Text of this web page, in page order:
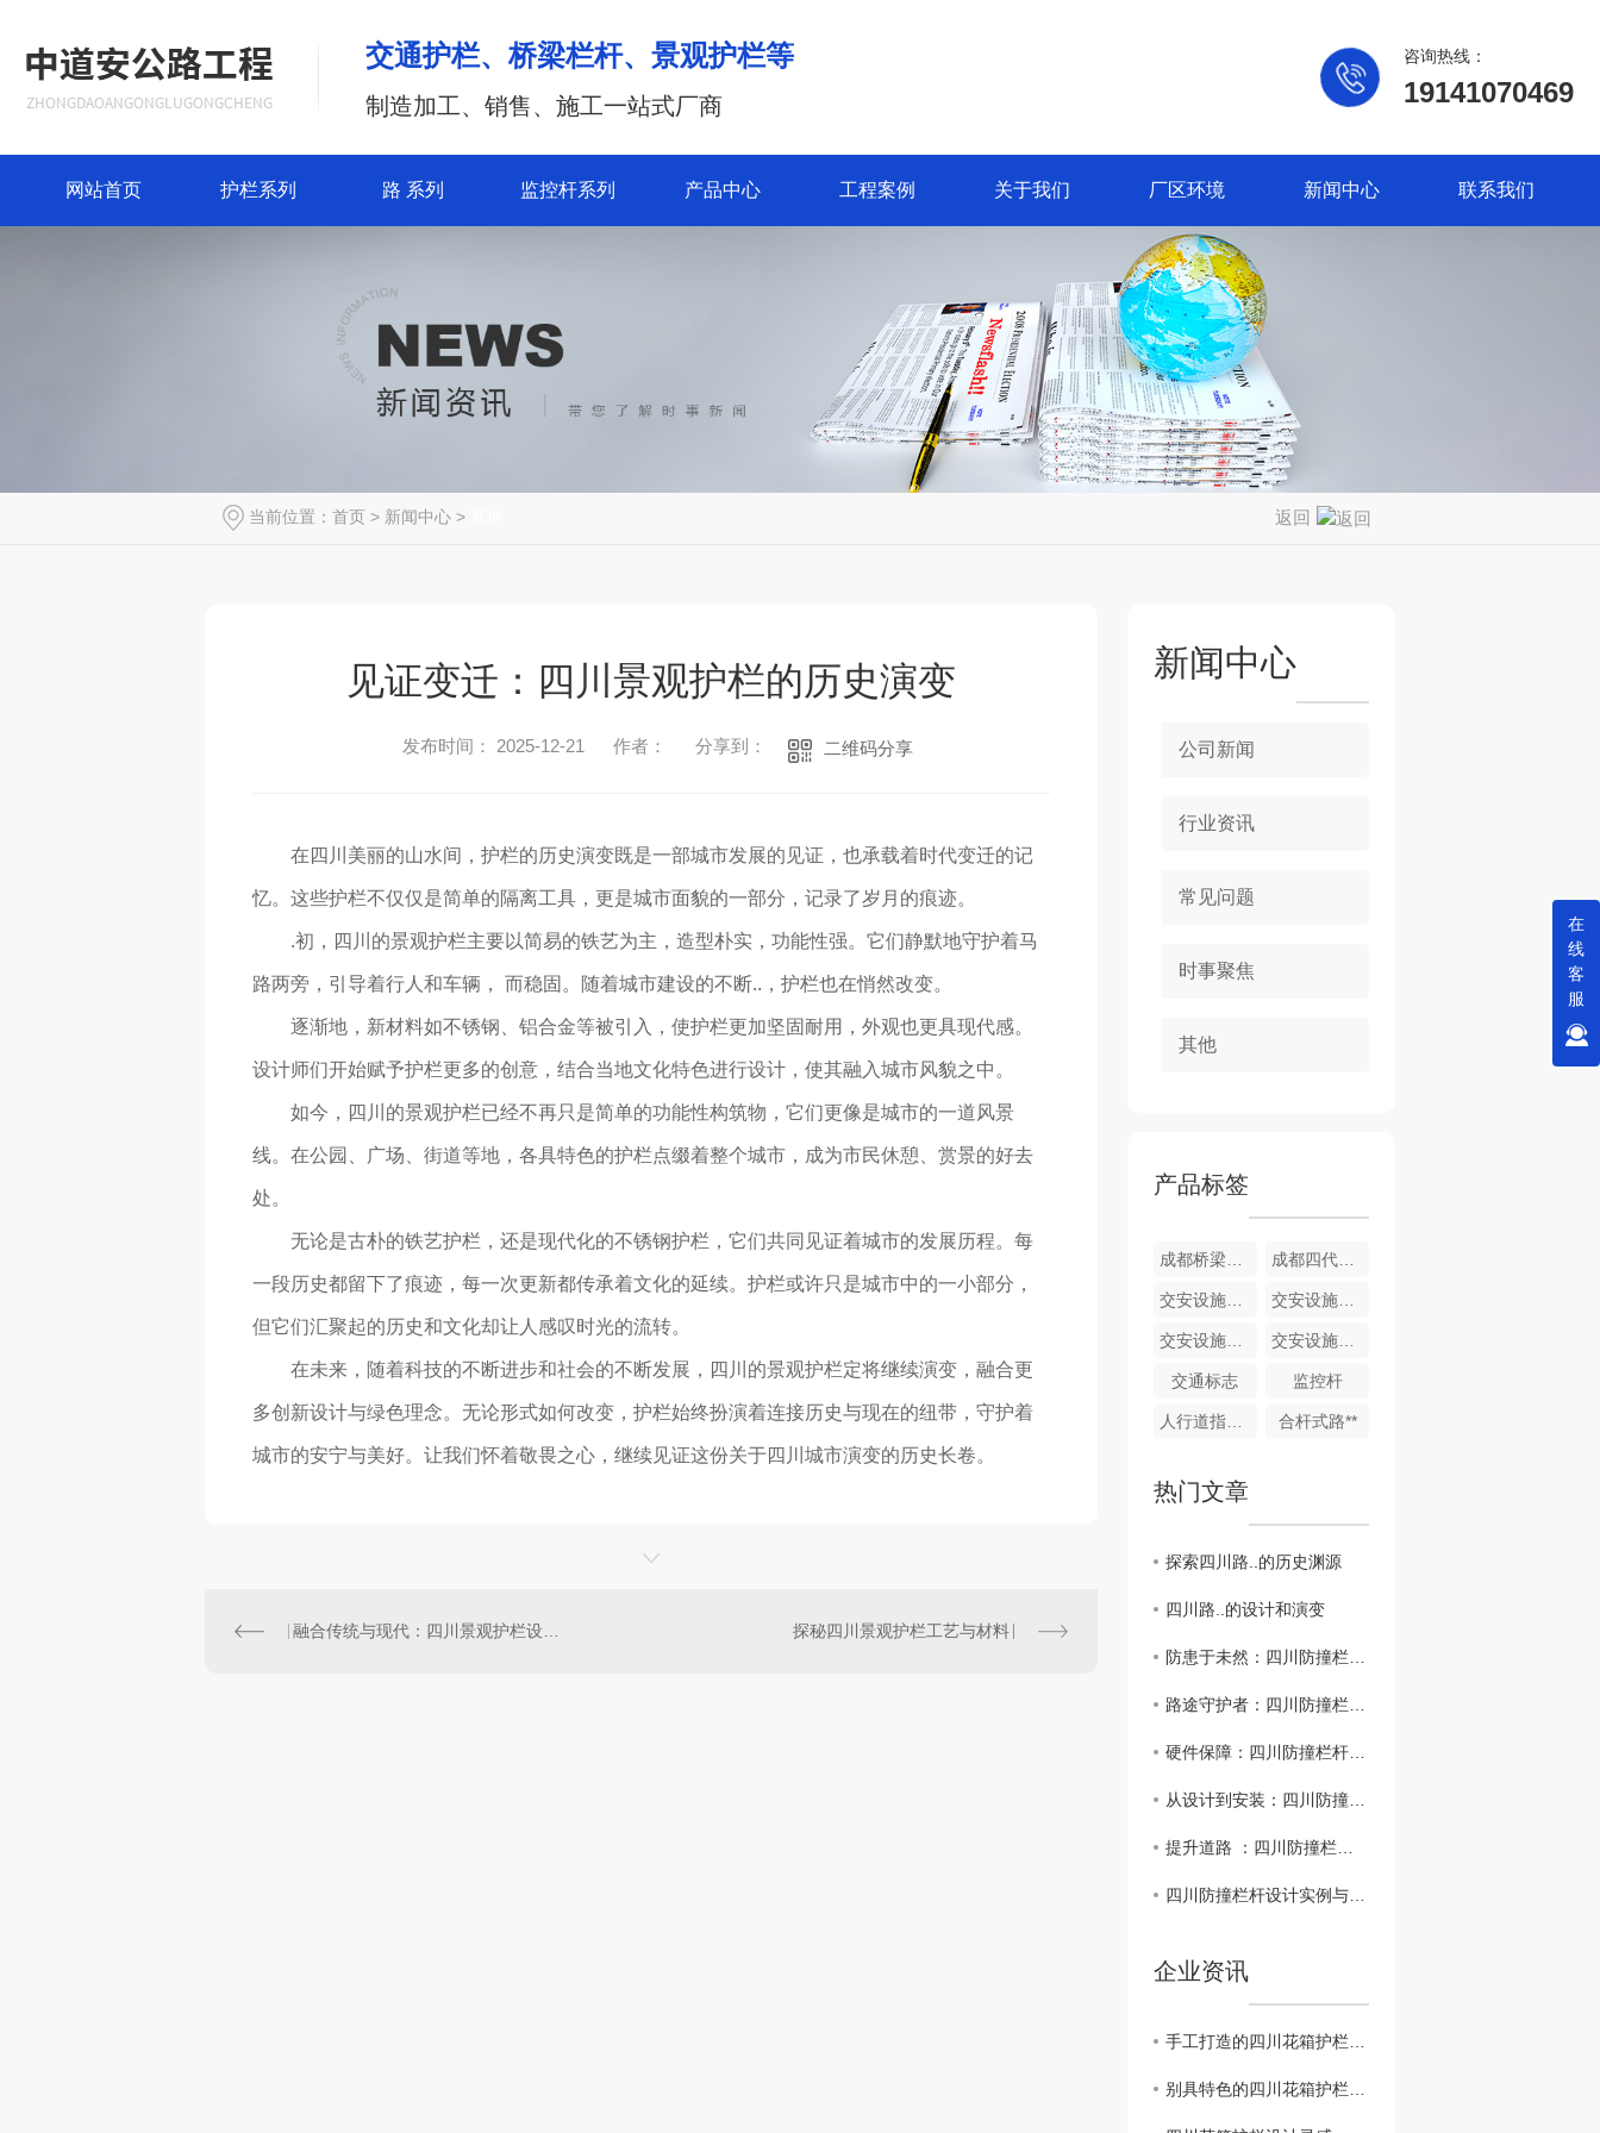
交通护栏、桥梁栏杆、景观护栏等
制造加工、销售、施工一站式厂商
咨询热线：
19141070469
网站首页 护栏系列 路 系列 监控杆系列 产品中心 工程案例 关于我们 厂区环境 新闻中心 联系我们
当前位置： 首页 > 新闻中心 > 返回
见证变迁：四川景观护栏的历史演变
发布时间： 2025-12-21 作者： 分享到： 二维码分享
在四川美丽的山水间，护栏的历史演变既是一部城市发展的见证，也承载着时代变迁的记
忆。这些护栏不仅仅是简单的隔离工具，更是城市面貌的一部分，记录了岁月的痕迹。
.初，四川的景观护栏主要以简易的铁艺为主，造型朴实，功能性强。它们静默地守护着马
路两旁，引导着行人和车辆， 而稳固。随着城市建设的不断..，护栏也在悄然改变。
逐渐地，新材料如不锈钢、铝合金等被引入，使护栏更加坚固耐用，外观也更具现代感。
设计师们开始赋予护栏更多的创意，结合当地文化特色进行设计，使其融入城市风貌之中。
如今，四川的景观护栏已经不再只是简单的功能性构筑物，它们更像是城市的一道风景
线。在公园、广场、街道等地，各具特色的护栏点缀着整个城市，成为市民休憩、赏景的好去
处。
无论是古朴的铁艺护栏，还是现代化的不锈钢护栏，它们共同见证着城市的发展历程。每
一段历史都留下了痕迹，每一次更新都传承着文化的延续。护栏或许只是城市中的一小部分，
但它们汇聚起的历史和文化却让人感叹时光的流转。
在未来，随着科技的不断进步和社会的不断发展，四川的景观护栏定将继续演变，融合更
多创新设计与绿色理念。无论形式如何改变，护栏始终扮演着连接历史与现在的纽带，守护着
城市的安宁与美好。让我们怀着敬畏之心，继续见证这份关于四川城市演变的历史长卷。
探秘四川景观护栏工艺与材料
新闻中心
公司新闻
行业资讯
常见问题
时事聚焦
其他
产品标签
交通标志 监控杆
合杆式路**
热门文章
探索四川路..的历史渊源
四川路..的设计和演变
企业资讯
在
线
客
服